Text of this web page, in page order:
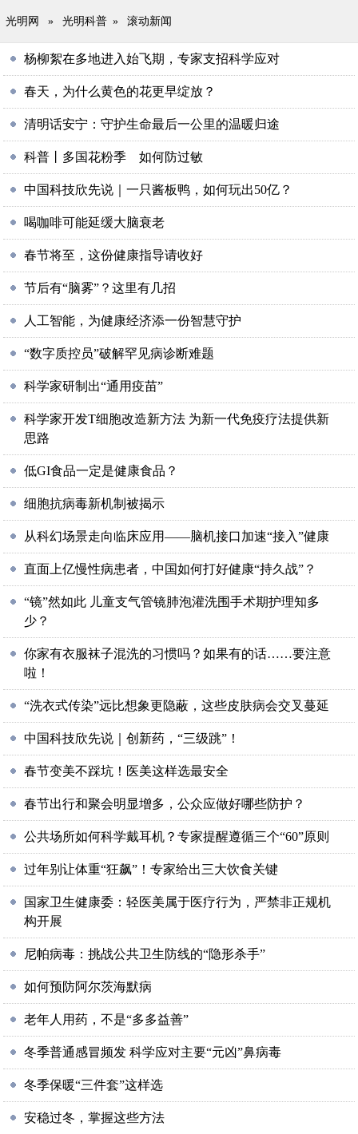
光明网 » 光明科普 » 滚动新闻
杨柳絮在多地进入始飞期，专家支招科学应对
春天，为什么黄色的花更早绽放？
清明话安宁：守护生命最后一公里的温暖归途
科普丨多国花粉季 如何防过敏
中国科技欣先说｜一只酱板鸭，如何玩出50亿？
喝咖啡可能延缓大脑衰老
春节将至，这份健康指导请收好
节后有“脑雾”？这里有几招
人工智能，为健康经济添一份智慧守护
“数字质控员”破解罕见病诊断难题
科学家研制出“通用疫苗”
科学家开发T细胞改造新方法 为新一代免疫疗法提供新
思路
低GI食品一定是健康食品？
细胞抗病毒新机制被揭示
从科幻场景走向临床应用——脑机接口加速“接入”健康
直面上亿慢性病患者，中国如何打好健康“持久战”？
“镜”然如此 儿童支气管镜肺泡灌洗围手术期护理知多
少？
你家有衣服袜子混洗的习惯吗？如果有的话……要注意
啦！
“洗衣式传染”远比想象更隐蔽，这些皮肤病会交叉蔓延
中国科技欣先说｜创新药，“三级跳”！
春节变美不踩坑！医美这样选最安全
春节出行和聚会明显增多，公众应做好哪些防护？
公共场所如何科学戴耳机？专家提醒遵循三个“60”原则
过年别让体重“狂飙”！专家给出三大饮食关键
国家卫生健康委：轻医美属于医疗行为，严禁非正规机
构开展
尼帕病毒：挑战公共卫生防线的“隐形杀手”
如何预防阿尔茨海默病
老年人用药，不是“多多益善”
冬季普通感冒频发 科学应对主要“元凶”鼻病毒
冬季保暖“三件套”这样选
安稳过冬，掌握这些方法